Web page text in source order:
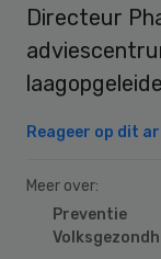
Directeur
Reageer op dit
Meer over:
Preventie